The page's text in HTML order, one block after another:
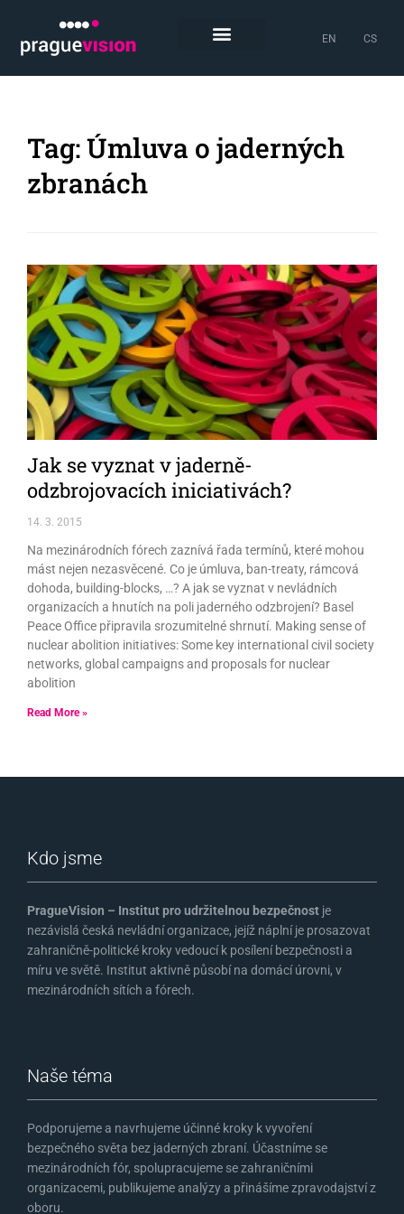
EN CS
Tag: Úmluva o jaderných
zbranách
Jak se vyznat v jaderně-
odzbrojovacích iniciativách?
14. 3. 2015
Na mezinárodních fórech zaznívá řada termínů, které mohou
mást nejen nezasvěcené. Co je úmluva, ban-treaty, rámcová
dohoda, building-blocks, …? A jak se vyznat v nevládních
organizacích a hnutích na poli jaderného odzbrojení? Basel
Peace Office připravila srozumitelné shrnutí. Making sense of
nuclear abolition initiatives: Some key international civil society
networks, global campaigns and proposals for nuclear
abolition
Read More »
Kdo jsme
PragueVision – Institut pro udržitelnou bezpečnost je
nezávislá česká nevládní organizace, jejíž náplní je prosazovat
zahraničně-politické kroky vedoucí k posílení bezpečnosti a
míru ve světě. Institut aktivně působí na domácí úrovni, v
mezinárodních sítích a fórech.
Naše téma
Podporujeme a navrhujeme účinné kroky k vyvoření
bezpečného světa bez jaderných zbraní. Účastníme se
mezinárodních fór, spolupracujeme se zahraničními
organizacemi, publikujeme analýzy a přinášíme zpravodajství z
oboru.